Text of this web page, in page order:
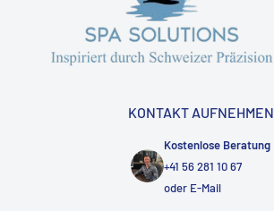
KONTAKT AUFNEHMEN
Kostenlose Beratung
+41 56 281 10 67
oder E-Mail